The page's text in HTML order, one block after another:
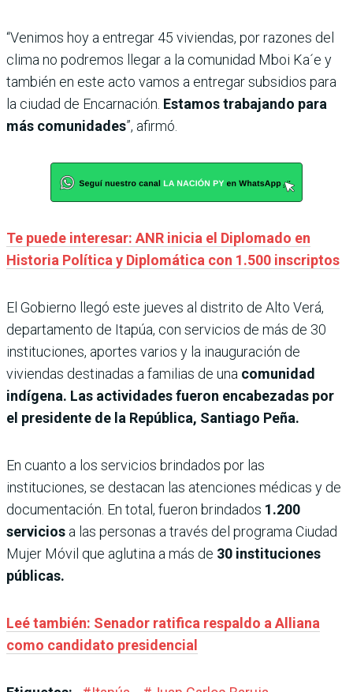
“Venimos hoy a entregar 45 viviendas, por razones del
clima no podremos llegar a la comunidad Mboi Ka´e y
también en este acto vamos a entregar subsidios para
la ciudad de Encarnación. Estamos trabajando para
más comunidades”, afirmó.
Te puede interesar: ANR inicia el Diplomado en
Historia Política y Diplomática con 1.500 inscriptos
El Gobierno llegó este jueves al distrito de Alto Verá,
departamento de Itapúa, con servicios de más de 30
instituciones, aportes varios y la inauguración de
viviendas destinadas a familias de una comunidad
indígena. Las actividades fueron encabezadas por
el presidente de la República, Santiago Peña.
En cuanto a los servicios brindados por las
instituciones, se destacan las atenciones médicas y de
documentación. En total, fueron brindados 1.200
servicios a las personas a través del programa Ciudad
Mujer Móvil que aglutina a más de 30 instituciones
públicas.
Leé también: Senador ratifica respaldo a Alliana
como candidato presidencial